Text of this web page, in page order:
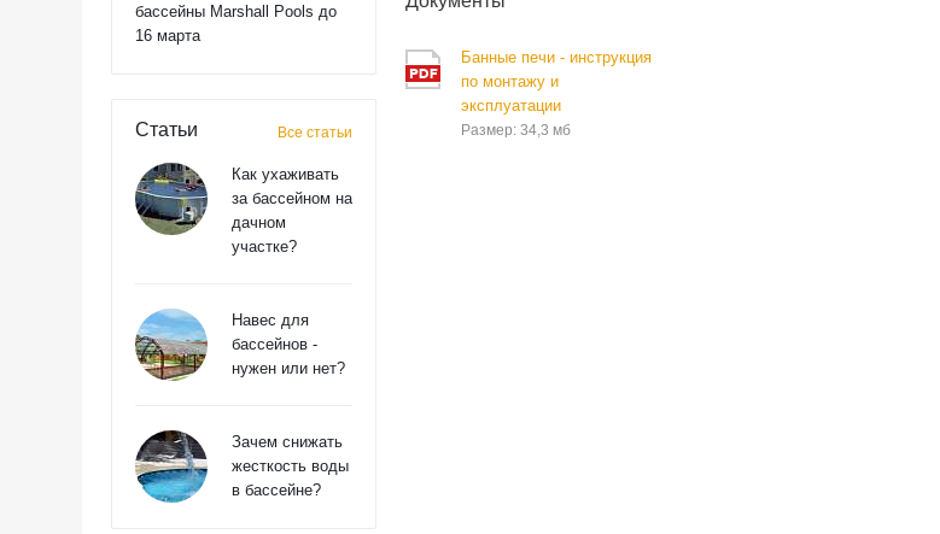
бассейны Marshall Pools до
16 марта
Статьи Все статьи
Как ухаживать
за бассейном на
дачном
участке?
Навес для
бассейнов -
нужен или нет?
Зачем снижать
жесткость воды
в бассейне?
Банные печи - инструкция
по монтажу и
эксплуатации
Размер: 34,3 мб